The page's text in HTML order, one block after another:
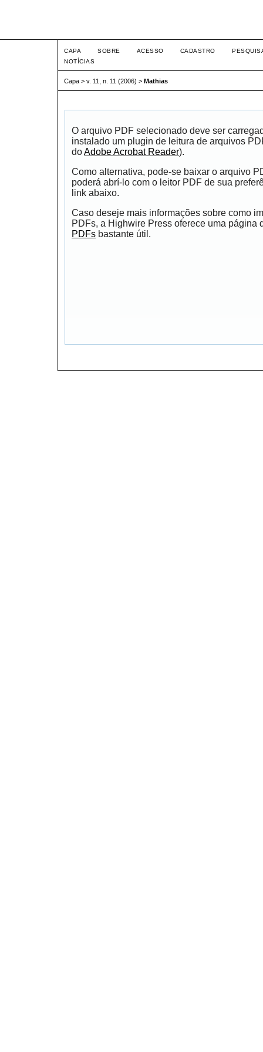
CAPA SOBRE ACESSO CADASTRO
NOTÍCIAS
Capa > v. 11, n. 11 (2006) > Mathias
O arquivo PDF selecionado deve ser
instalado um plugin de leitura de arquivos
doAdobe Acrobat Reader).
Como alternativa, pode-se baixar o arquivo
poderá abrí-lo com o leitor PDF de sua
link abaixo.
Caso deseje mais informações sobre como
PDFs, a Highwire Press oferece uma página
PDFs bastante útil.